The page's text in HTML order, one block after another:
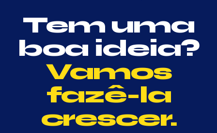
Tem uma
boa ideia?
Vamos
fazê-la
crescer.